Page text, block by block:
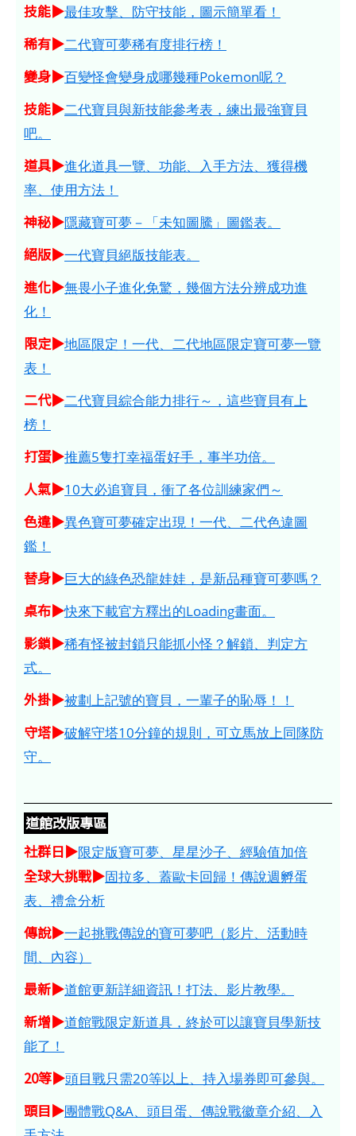
技能▶最佳攻擊、防守技能，圖示簡單看！
稀有▶二代寶可夢稀有度排行榜！
變身▶百變怪會變身成哪幾種Pokemon呢？
技能▶二代寶貝與新技能參考表，練出最強寶貝
吧。
道具▶進化道具一覽、功能、入手方法、獲得機
率、使用方法！
神秘▶隱藏寶可夢－「未知圖騰」圖鑑表。
絕版▶一代寶貝絕版技能表。
進化▶無畏小子進化免驚，幾個方法分辨成功進
化！
限定▶地區限定！一代、二代地區限定寶可夢一覽
表！
二代▶二代寶貝綜合能力排行～，這些寶貝有上
榜！
打蛋▶推薦5隻打幸福蛋好手，事半功倍。
人氣▶10大必追寶貝，衝了各位訓練家們～
色違▶異色寶可夢確定出現！一代、二代色違圖
鑑！
替身▶巨大的綠色恐龍娃娃，是新品種寶可夢嗎？
桌布▶快來下載官方釋出的Loading畫面。
影鎖▶稀有怪被封鎖只能抓小怪？解鎖、判定方
式。
外掛▶被劃上記號的寶貝，一輩子的恥辱！！
守塔▶破解守塔10分鐘的規則，可立馬放上同隊防
守。
道館改版專區
社群日▶限定版寶可夢、星星沙子、經驗值加倍
全球大挑戰▶固拉多、蓋歐卡回歸！傳說週孵蛋
表、禮盒分析
傳說▶一起挑戰傳說的寶可夢吧（影片、活動時
間、內容）
最新▶道館更新詳細資訊！打法、影片教學。
新增▶道館戰限定新道具，終於可以讓寶貝學新技
能了！
20等▶頭目戰只需20等以上、持入場券即可參與。
頭目▶團體戰Q&A、頭目蛋、傳說戰徽章介紹、入